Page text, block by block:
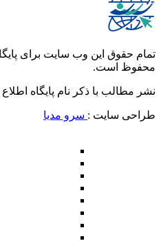
تمام حقوق این وب سایت برای
محفوظ است.
نشر مطالب با ذکر نام پایگاه
طراحی سایت : سرو مدیا